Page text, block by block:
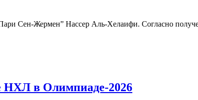
Сен-Жермен” Нассер Аль-Хелаифи. Согласно
НХЛ в Олимпиаде-2026